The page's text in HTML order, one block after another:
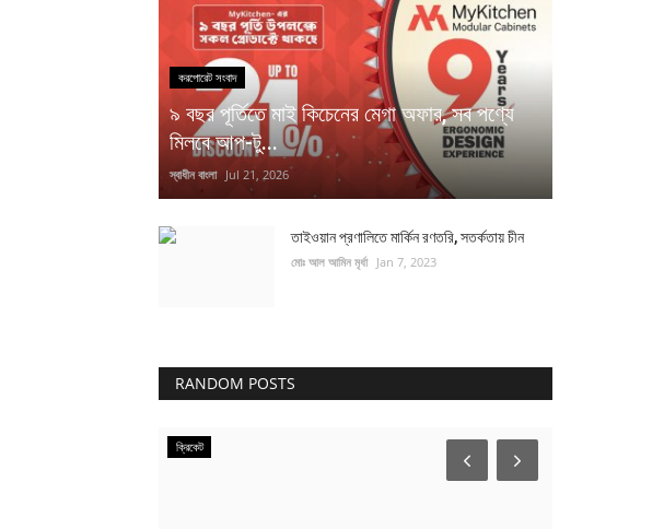
করপোরেট সংবাদ
৯ বছর পূর্তিতে মাই কিচেনের মেগা অফার, সব পণ্যে
মিলবে আপ-টু...
স্বাধীন বাংলা Jul 21, 2026
তাইওয়ান প্রণালিতে মার্কিন রণতরি, সতর্কতায় চীন
মোঃ আল আমিন মৃর্ধা Jan 7, 2023
RANDOM POSTS
ক্রিকেট